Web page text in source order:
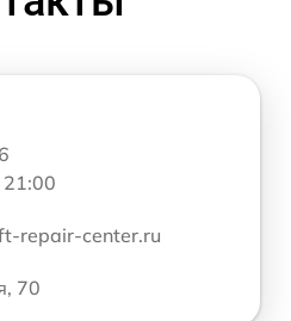
repair-center.ru
70